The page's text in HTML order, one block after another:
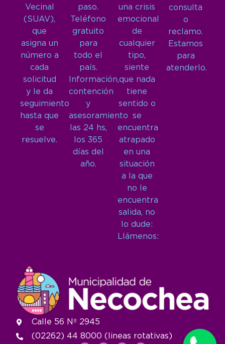
Vecinal
(SUAV),
que
asigna un
número a
cada
solicitud
y le da
seguimiento
hasta que
se
resuelve.
paso.
Teléfono
gratuito
para
todo el
país.
Información,
contención
y
asesoramiento
las 24 hs,
los 365
días del
año.
una crisis
emocional
de
cualquier
tipo,
siente
que nada
tiene
sentido o
se
encuentra
atrapado
en una
situación
a la que
no le
encuentra
salida, no
lo dude:
Llámenos:
consulta
o
reclamo.
Estamos
para
atenderlo.
Calle 56 Nº 2945
(02262) 44 8000 (lineas rotativas)